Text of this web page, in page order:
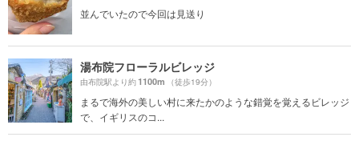
並んでいたので今回は見送り
湯布院フローラルビレッジ
由布院駅より約1100m （徒歩19分）
まるで海外の美しい村に来たかのような錯覚を覚えるビレッジ
で、イギリスのコ...